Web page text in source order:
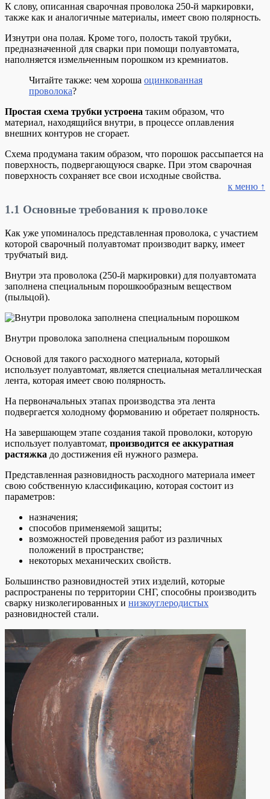
К слову, описанная сварочная проволока 250-й маркировки,
также как и аналогичные материалы, имеет свою полярность.
Изнутри она полая. Кроме того, полость такой трубки,
предназначенной для сварки при помощи полуавтомата,
наполняется измельченным порошком из кремниатов.
Читайте также: чем хороша оцинкованная
проволока?
Простая схема трубки устроена таким образом, что
материал, находящийся внутри, в процессе оплавления
внешних контуров не сгорает.
Схема продумана таким образом, что порошок рассыпается на
поверхность, подвергающуюся сварке. При этом сварочная
поверхность сохраняет все свои исходные свойства.
к меню ↑
1.1 Основные требования к проволоке
Как уже упоминалось представленная проволока, с участием
которой сварочный полуавтомат производит варку, имеет
трубчатый вид.
Внутри эта проволока (250-й маркировки) для полуавтомата
заполнена специальным порошкообразным веществом
(пыльцой).
Внутри проволока заполнена специальным порошком
Основой для такого расходного материала, который
использует полуавтомат, является специальная металлическая
лента, которая имеет свою полярность.
На первоначальных этапах производства эта лента
подвергается холодному формованию и обретает полярность.
На завершающем этапе создания такой проволоки, которую
использует полуавтомат, производится ее аккуратная
растяжка до достижения ей нужного размера.
Представленная разновидность расходного материала имеет
свою собственную классификацию, которая состоит из
параметров:
назначения;
способов применяемой защиты;
возможностей проведения работ из различных
положений в пространстве;
некоторых механических свойств.
Большинство разновидностей этих изделий, которые
распространены по территории СНГ, способны производить
сварку низколегированных и низкоуглеродистых
разновидностей стали.